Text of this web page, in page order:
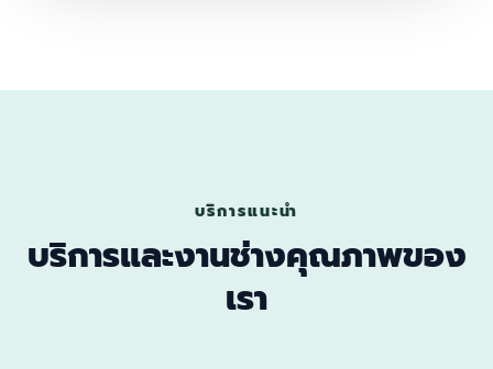
บริการแนะนำ
บริการและงานช่างคุณภาพของ
เรา